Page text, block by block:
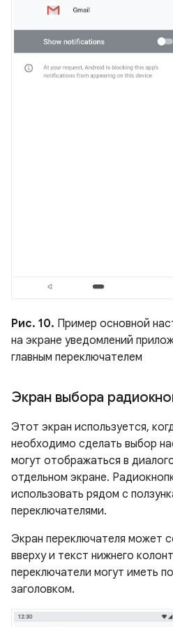
Рис. 10. Пример основной
на экране уведомлений
главным переключателем
Экран выбора
Этот экран используется,
необходимо сделать выбор
могут отображаться в
отдельном экране.
использовать рядом с
переключателями.
Экран переключателя может
вверху и текст нижнего
переключатели могут иметь
заголовком.